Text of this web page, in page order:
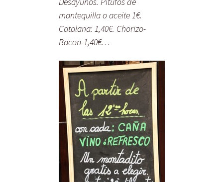
mantequilla o aceite 1€.
Catalana: 1,40€. Chorizo-
Bacon-1,40€…